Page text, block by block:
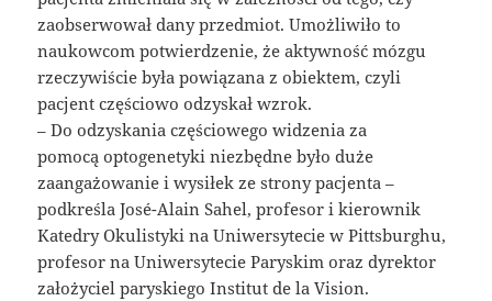
zaobserwował dany przedmiot. Umożliwiło to
naukowcom potwierdzenie, że aktywność mózgu
rzeczywiście była powiązana z obiektem, czyli
pacjent częściowo odzyskał wzrok.
– Do odzyskania częściowego widzenia za
pomocą optogenetyki niezbędne było duże
zaangażowanie i wysiłek ze strony pacjenta –
podkreśla José-Alain Sahel, profesor i kierownik
Katedry Okulistyki na Uniwersytecie w Pittsburghu,
profesor na Uniwersytecie Paryskim oraz dyrektor
założyciel paryskiego Institut de la Vision.